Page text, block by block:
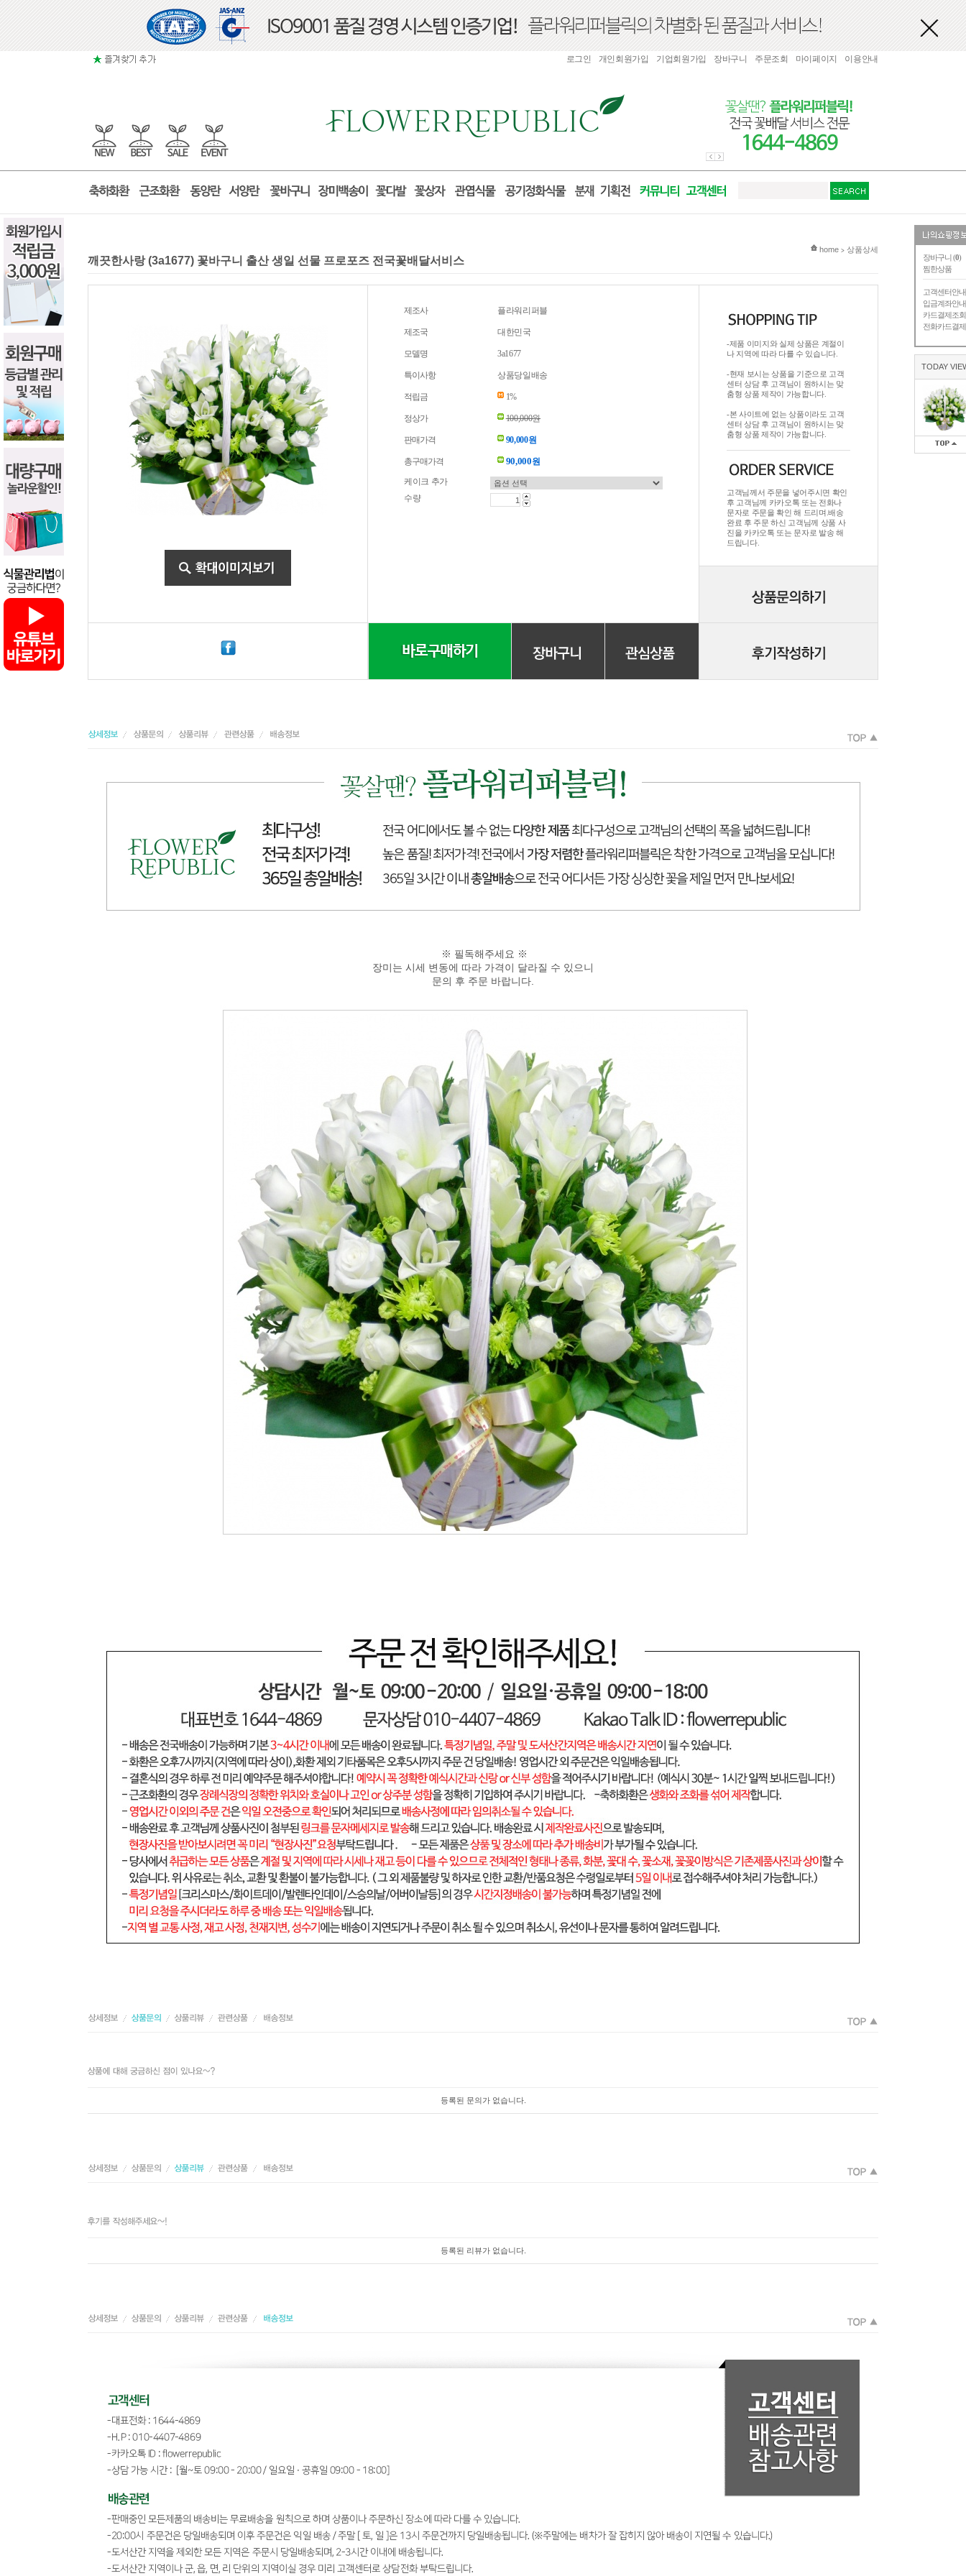
장바구니 (0)
찜한상품
고객센터안내
입금계좌안내
카드결제조회
전화카드결제
TODAY
로그인 개인회원가입 기업회원가입 장바구니 주문조회 마이페이지 이용안내
현재 위치
home > 상품상세
깨끗한사랑 (3a1677) 꽃바구니 출산 생일 선물 프로포즈 전국꽃배달서비스
제조사 플라워리퍼블
제조국 대한민국
모델명 3a1677
특이사항 상품당일배송
적립금 1%
정상가 100,000원
판매가격 90,000원
총구매가격 90,000원
케이크 추가
수량
-제품 이미지와 실제 상품은 계절이
나 지역에 따라 다를 수 있습니다.
-현재 보시는 상품을 기준으로 고객
센터 상담 후 고객님이 원하시는 맞
춤형 상품 제작이 가능합니다.
-본 사이트에 없는 상품이라도 고객
센터 상담 후 고객님이 원하시는 맞
춤형 상품 제작이 가능합니다.
고객님께서 주문을 넣어주시면 확인
후 고객님께 카카오톡 또는 전화나
문자로 주문을 확인 해 드리며.배송
완료 후 주문 하신 고객님께 상품 사
진을 카카오톡 또는 문자로 발송 해
드립니다.
※ 필독해주세요 ※
장미는 시세 변동에 따라 가격이 달라질 수 있으니
문의 후 주문 바랍니다.
등록된 문의가 없습니다.
등록된 리뷰가 없습니다.